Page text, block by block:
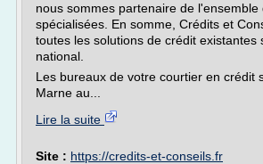
nous sommes partenaire de l'ensemble
spécialisées. En somme, Crédits et
toutes les solutions de crédit existantes
national.
Les bureaux de votre courtier en crédit
Marne au...
Lire la suite
Site : https://credits-et-conseils.fr